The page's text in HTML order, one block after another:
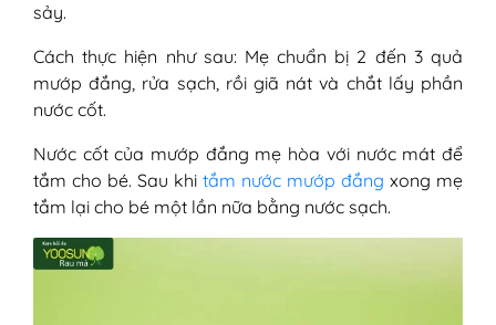
sảy.
Cách thực hiện như sau: Mẹ chuẩn bị 2 đến 3 quả
mướp đắng, rửa sạch, rồi giã nát và chắt lấy phần
nước cốt.
Nước cốt của mướp đắng mẹ hòa với nước mát để
tắm cho bé. Sau khi tắm nước mướp đắng xong mẹ
tắm lại cho bé một lần nữa bằng nước sạch.